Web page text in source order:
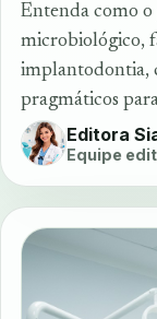
Entenda como
microbiológico,
implantodontia,
pragmáticos
Editora
Equipe